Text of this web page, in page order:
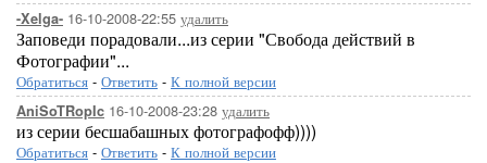
-Xelga- 16-10-2008-22:55 удалить
Заповеди порадовали...из серии "Свобода действий в
Фотографии"...
Обратиться - Ответить - К полной версии
AniSoTRopIc 16-10-2008-23:28 удалить
из серии бесшабашных фотографофф))))
Обратиться - Ответить - К полной версии